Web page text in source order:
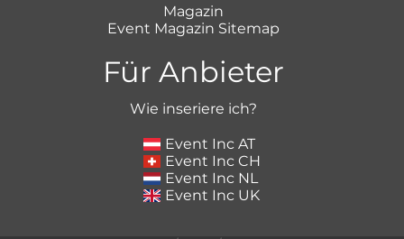
Magazin
Event Magazin Sitemap
Für Anbieter
Wie inseriere ich?
Event Inc AT
Event Inc CH
Event Inc NL
Event Inc UK